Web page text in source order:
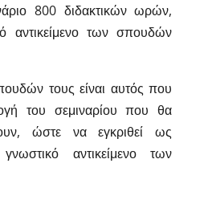
800 διδακτικών ωρών,
αντικείμενο των σπουδών
τους είναι αυτός που
του σεμιναρίου που θα
ώστε να εγκριθεί ως
αντικείμενο των